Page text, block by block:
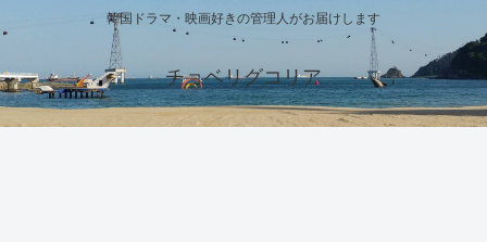
韓国ドラマ・映画好きの管理人がお届けします
チョベリグコリア